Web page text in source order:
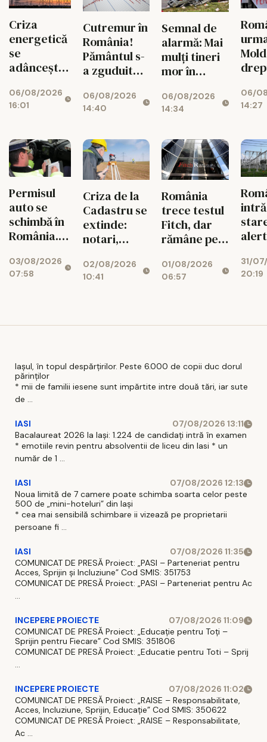
Criza
energetică
se
adâncește.
mari pot
rămâne
energie în
orele de
vârf
06/08/2026
16:01
Cutremur în
România!
Pământul s-
a zguduit
zona
seismică
06/08/2026
14:40
Semnal de
alarmă: Mai
mulți tineri
mor în
rutiere
decât din
tuberculozei
și a
drogurilor
06/08/2026
14:34
06/
14:27
Permisul
auto se
schimbă în
România.
noi îi
așteaptă
intra în
03/08/2026
07:58
Criza de la
Cadastru se
extinde:
notari,
și bănci,
afectați de
02/08/2026
10:41
România
trece testul
Fitch, dar
rămâne pe
prăpastiei
financiare
01/08/2026
06:57
31/
20:19
Iașul, în topul despărțirilor. Peste 6.000 de copii duc dorul
părinților
* mii de familii iesene sunt impărtite intre două tări, iar sute
de ...
IASI
07/08/2026 13:11
Bacalaureat 2026 la Iași: 1.224 de candidați intră în examen
* emotiile revin pentru absolventii de liceu din Iasi * un
număr de 1 ...
IASI
07/08/2026 12:13
Noua limită de 7 camere poate schimba soarta celor peste
500 de „mini-hoteluri” din Iași
* cea mai sensibilă schimbare ii vizează pe proprietarii
persoane fi ...
IASI
07/08/2026 11:35
COMUNICAT DE PRESĂ Proiect: „PASI – Parteneriat pentru
Acces, Sprijin și Incluziune” Cod SMIS: 351753
COMUNICAT DE PRESĂ Proiect: „PASI – Parteneriat pentru Ac
...
INCEPERE PROIECTE
07/08/2026 11:09
COMUNICAT DE PRESĂ Proiect: „Educație pentru Toți –
Sprijin pentru Fiecare” Cod SMIS: 351806
COMUNICAT DE PRESĂ Proiect: „Educatie pentru Toti – Sprij
...
INCEPERE PROIECTE
07/08/2026 11:02
COMUNICAT DE PRESĂ Proiect: „RAISE – Responsabilitate,
Acces, Incluziune, Sprijin, Educație” Cod SMIS: 350622
COMUNICAT DE PRESĂ Proiect: „RAISE – Responsabilitate,
Ac ...